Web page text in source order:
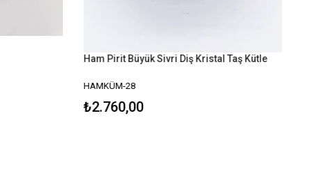
Ham Pirit Büyük Sivri Diş Kristal Taş Kütle
HAMKÜM-28
₺2.760,00